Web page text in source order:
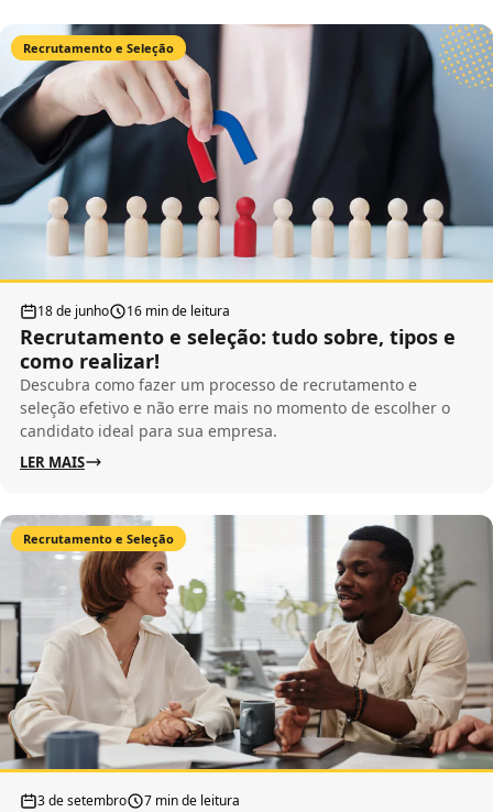
Recrutamento e Seleção
18 de junho 16 min de leitura
Recrutamento e seleção: tudo sobre, tipos e
como realizar!
Descubra como fazer um processo de recrutamento e
seleção efetivo e não erre mais no momento de escolher o
candidato ideal para sua empresa.
LER MAIS
Recrutamento e Seleção
3 de setembro 7 min de leitura